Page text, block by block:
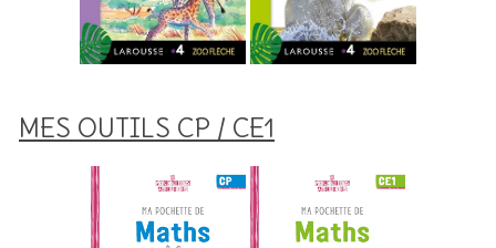
MES OUTILS CP / CE1